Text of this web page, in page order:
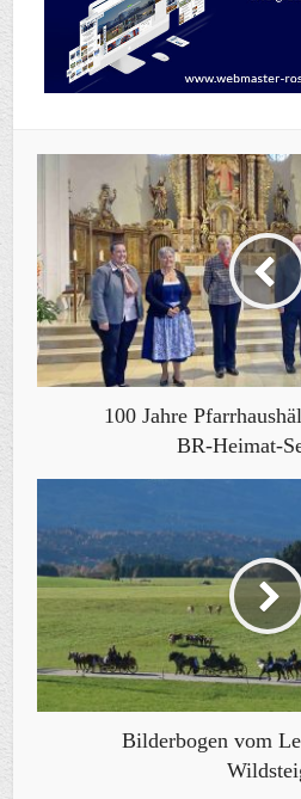
100 Jahre
BR-Heimat-
Bilderbogen vom